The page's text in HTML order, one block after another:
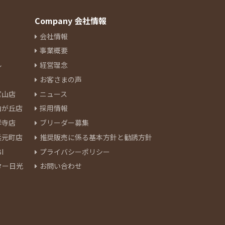
店
丘店
店
町店
日光
Company 会社情報
会社情報
事業概要
経営理念
お客さまの声
ニュース
採用情報
ブリーダー募集
推奨販売に係る基本方針と勧誘方針
プライバシーポリシー
お問い合わせ